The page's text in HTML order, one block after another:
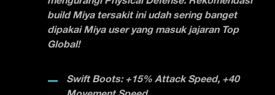
build Miya tersakit ini udah sering banget
dipakai Miya user yang masuk jajaran Top
Global!
Swift Boots: +15% Attack Speed, +40